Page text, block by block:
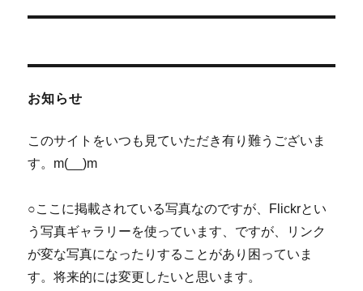
シ
ン
投
お知らせ
このサイトをいつも見ていただき有り難うございま
す。m(__)m
○ここに掲載されている写真なのですが、Flickrとい
う写真ギャラリーを使っています、ですが、リンク
が変な写真になったりすることがあり困っていま
す。将来的には変更したいと思います。